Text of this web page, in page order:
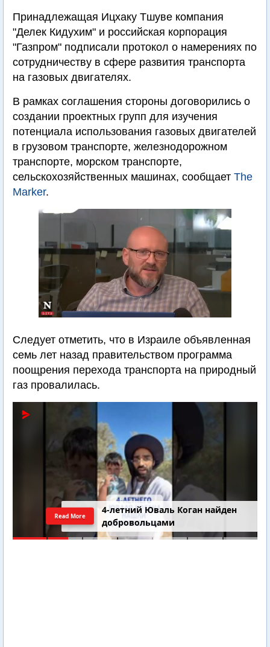
Принадлежащая Ицхаку Тшуве компания
"Делек Кидухим" и российская корпорация
"Газпром" подписали протокол о намерениях по
сотрудничеству в сфере развития транспорта
на газовых двигателях.
В рамках соглашения стороны договорились о
создании проектных групп для изучения
потенциала использования газовых двигателей
в грузовом транспорте, железнодорожном
транспорте, морском транспорте,
сельскохозяйственных машинах, сообщает The
Marker.
Следует отметить, что в Израиле объявленная
семь лет назад правительством программа
поощрения перехода транспорта на природный
газ провалилась.
4-летний Юваль Коган найден
добровольцами
Read More